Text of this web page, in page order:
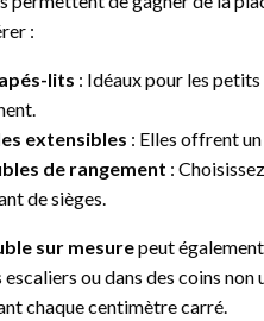
:
lits : Idéaux pour les
extensibles : Elles offrent
de rangement :
de sièges.
sur mesurepeut
escaliers ou dans des coins
chaque centimètre carré.